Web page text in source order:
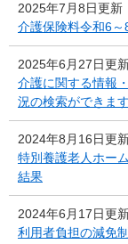
2025年7月8日更新
介護保険料令和6
2025年6月27日更
介護に関する情報
況の検索ができます
2024年8月16日更
特別養護老人ホー
結果
2024年6月17日更
利用者負担の減免